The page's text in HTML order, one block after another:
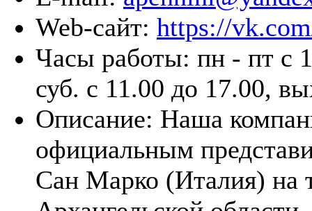
Web-сайт: https://
Часы работы: пн - пт с
суб. с 11.00 до 17.00,
Описание: Наша
официальным
Сан Марко (Италия) на